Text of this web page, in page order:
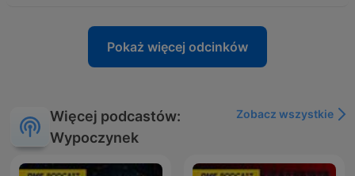
Pokaż więcej odcinków
Więcej podcastów:
Wypoczynek
Zobacz wszystkie